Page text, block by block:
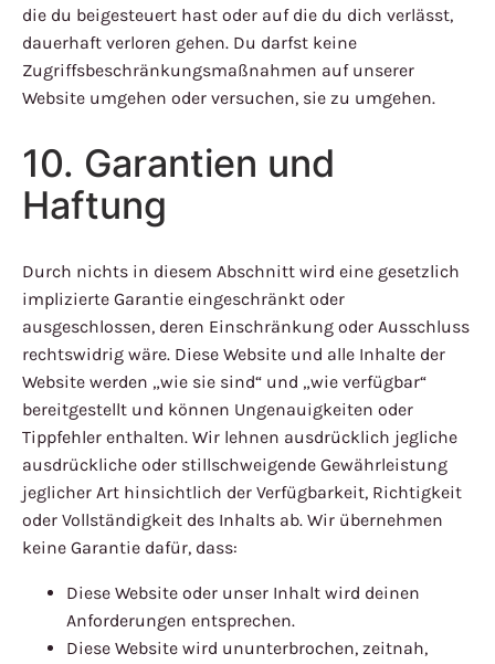
die du beigesteuert hast oder auf die du dich verlässt,
dauerhaft verloren gehen. Du darfst keine
Zugriffsbeschränkungsmaßnahmen auf unserer
Website umgehen oder versuchen, sie zu umgehen.
10. Garantien und
Haftung
Durch nichts in diesem Abschnitt wird eine gesetzlich
implizierte Garantie eingeschränkt oder
ausgeschlossen, deren Einschränkung oder Ausschluss
rechtswidrig wäre. Diese Website und alle Inhalte der
Website werden „wie sie sind“ und „wie verfügbar“
bereitgestellt und können Ungenauigkeiten oder
Tippfehler enthalten. Wir lehnen ausdrücklich jegliche
ausdrückliche oder stillschweigende Gewährleistung
jeglicher Art hinsichtlich der Verfügbarkeit, Richtigkeit
oder Vollständigkeit des Inhalts ab. Wir übernehmen
keine Garantie dafür, dass:
Diese Website oder unser Inhalt wird deinen
Anforderungen entsprechen.
Diese Website wird ununterbrochen, zeitnah,